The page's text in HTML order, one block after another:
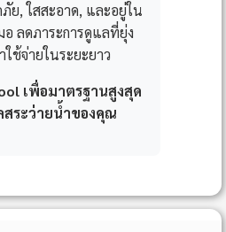
ย, ใสสะอาด, และอยู่ใน
อ ลดภาระการดูแลที่ยุ่ง
ใช้จ่ายในระยะยาว
เพื่อมาตรฐานสูงสุด
สระว่ายน้ำของคุณ